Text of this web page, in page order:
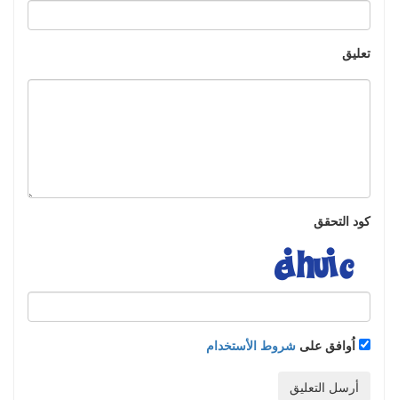
تعليق
كود التحقق
اُوافق على شروط الأستخدام
أرسل التعليق